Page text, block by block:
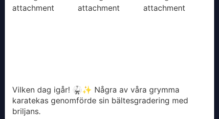
Vilken dag igår! 🥋✨ Några av våra grymma
karatekas genomförde sin bältesgradering med
briljans.